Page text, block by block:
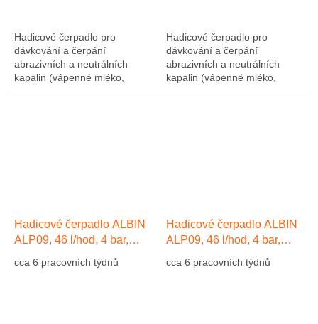
Hadicové čerpadlo pro
dávkování a čerpání
abrazivních a neutrálních
kapalin (vápenné mléko,
abrazivní kaly, atd....). Výkon
Hadicové čerpadlo pro
dávkování a čerpání
abrazivních a neutrálních
kapalin (vápenné mléko,
abrazivní kaly, atd....). Výkon
Hadicové čerpadlo ALBIN
ALP09, 46 l/hod, 4 bar,
cca 6 pracovních týdnů
Hadicové čerpadlo ALBIN
ALP09, 46 l/hod, 4 bar,
hadice Přírodní kaučuk NR
cca 6 pracovních týdnů